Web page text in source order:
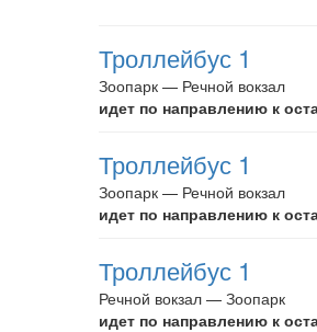
Троллейбус 1
Зоопарк — Речной вокзал
идет по направлению к
Троллейбус 1
Зоопарк — Речной вокзал
идет по направлению к
Троллейбус 1
Речной вокзал — Зоопарк
идет по направлению к